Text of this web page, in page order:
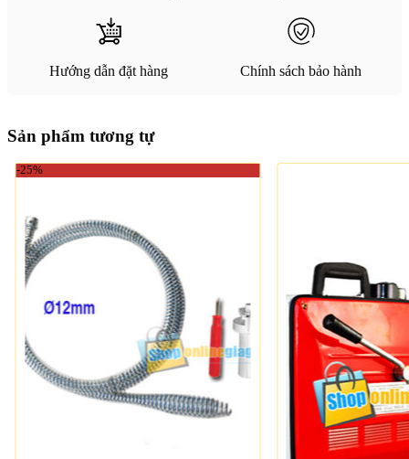
Hướng dẫn đặt hàng Chính sách bảo hành
Sản phẩm tương tự
-25%